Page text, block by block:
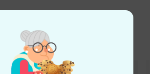
Jämför alternativ